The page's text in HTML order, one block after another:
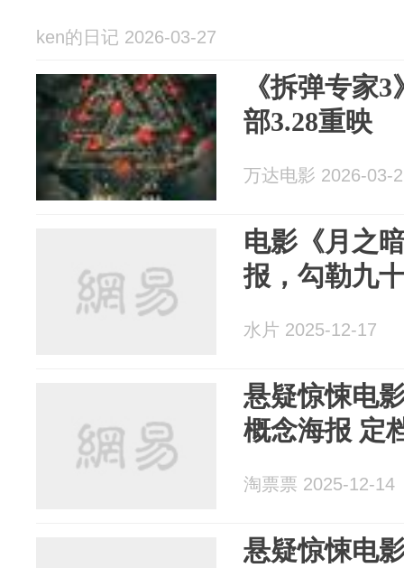
ken的日记 2026-03-27
《拆弹专家3
部3.28重映
万达电影 2026-03-
电影《月之
报，勾勒九
水片 2025-12-17
悬疑惊悚电
概念海报 定
淘票票 2025-12-14
悬疑惊悚电